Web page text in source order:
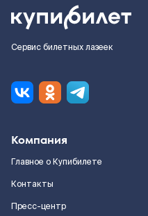
Сервис билетных лазеек
Компания
Главное о Купибилете
Контакты
Пресс-центр